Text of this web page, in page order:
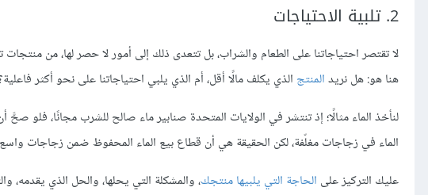
2. تلبية الاحتياجات
لا تقتصر احتياجاتنا على الطعام والشراب، بل تتعدى ذلك إلى أمور لا حصر لها، من
هنا هو: هل نريدالمنتج الذي يكلف مالًا أقل، أم الذي يلبي احتياجاتنا على نحو أكثر
لنأخذ الماء مثالًا؛ إذ تنتشر في الولايات المتحدة صنابير ماء صالح للشرب مجانًا،
الماء في زجاجات مغلّفة، لكن الحقيقة هي أن قطاع بيع الماء المحفوظ ضمن زجاجات
عليك التركيز على الحاجة التي يلبيها منتجك، والمشكلة التي يحلها، والحل الذي